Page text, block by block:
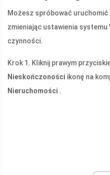
Możesz spróbować
zmieniając ustawienia
czynności.
Krok 1. Kliknij prawym
Nieskończoności ikonę na
Nieruchomości .